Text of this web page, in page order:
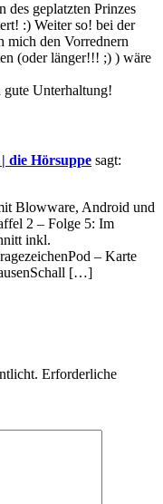
des geplatzten Prinzes
:) Weiter so! bei der
mich den Vorrednern
(oder länger!!! ;) ) wäre
Unterhaltung!
die Hörsuppe sagt:
Blowware, Android und
2 – Folge 5: Im
inkl.
– Karte
[…]
Erforderliche